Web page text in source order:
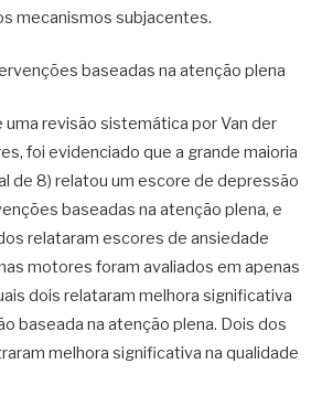
mecanismos subjacentes.
baseadas na atenção plena
uma revisão sistemática por Van der
foi evidenciado que a grande maioria
de 8) relatou um escore de depressão
baseadas na atenção plena, e
relataram escores de ansiedade
motores foram avaliados em apenas
dois relataram melhora significativa
baseada na atenção plena. Dois dos
melhora significativa na qualidade